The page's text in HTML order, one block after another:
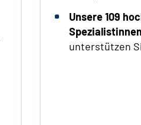
Unsere 109
unterstützen